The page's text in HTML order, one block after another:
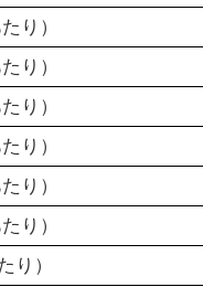
り）
り）
り）
り）
り）
り）
り）